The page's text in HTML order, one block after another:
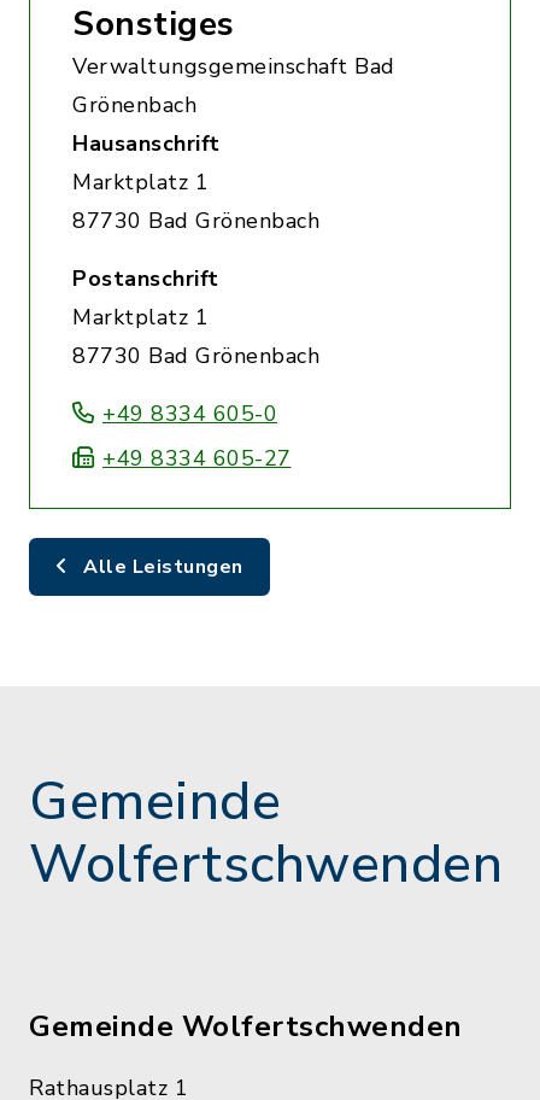
Sonstiges
Verwaltungsgemeinschaft Bad
Grönenbach
Hausanschrift
Marktplatz 1
87730 Bad Grönenbach
Postanschrift
Marktplatz 1
87730 Bad Grönenbach
+49 8334 605-0
+49 8334 605-27
Alle Leistungen
Gemeinde
Wolfertschwenden
Gemeinde Wolfertschwenden
Rathausplatz 1